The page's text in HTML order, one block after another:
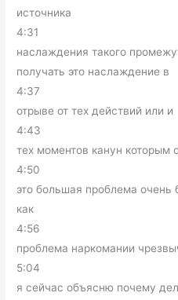
источника
4:31
наслаждения такого
получать это наслаждение в
4:37
отрыве от тех действий или и
4:43
тех моментов канун которым
4:50
это большая проблема
как
4:56
проблема наркомании
5:04
я сейчас объясню почему